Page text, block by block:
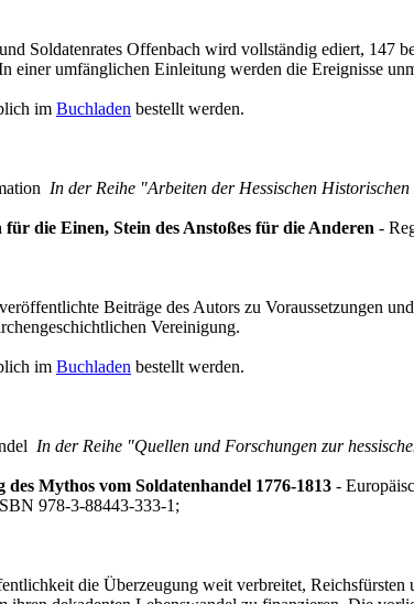
Soldatenrates Offenbach wird vollständig ediert,
einer umfänglichen Einleitung werden die Ereignisse
im Buchladen bestellt werden.
In der Reihe "Arbeiten der Hessischen
für die Einen, Stein des Anstoßes für die Anderen -
Beiträge des Autors zu Voraussetzungen
Vereinigung.
im Buchladen bestellt werden.
In der Reihe "Quellen und Forschungen zur
des Mythos vom Soldatenhandel 1776-1813 -
978-3-88443-333-1;
die Überzeugung weit verbreitet,